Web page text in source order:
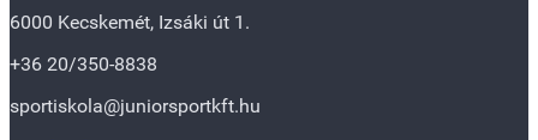
6000 Kecskemét, Izsáki út 1.
+36 20/350-8838
sportiskola@juniorsportkft.hu